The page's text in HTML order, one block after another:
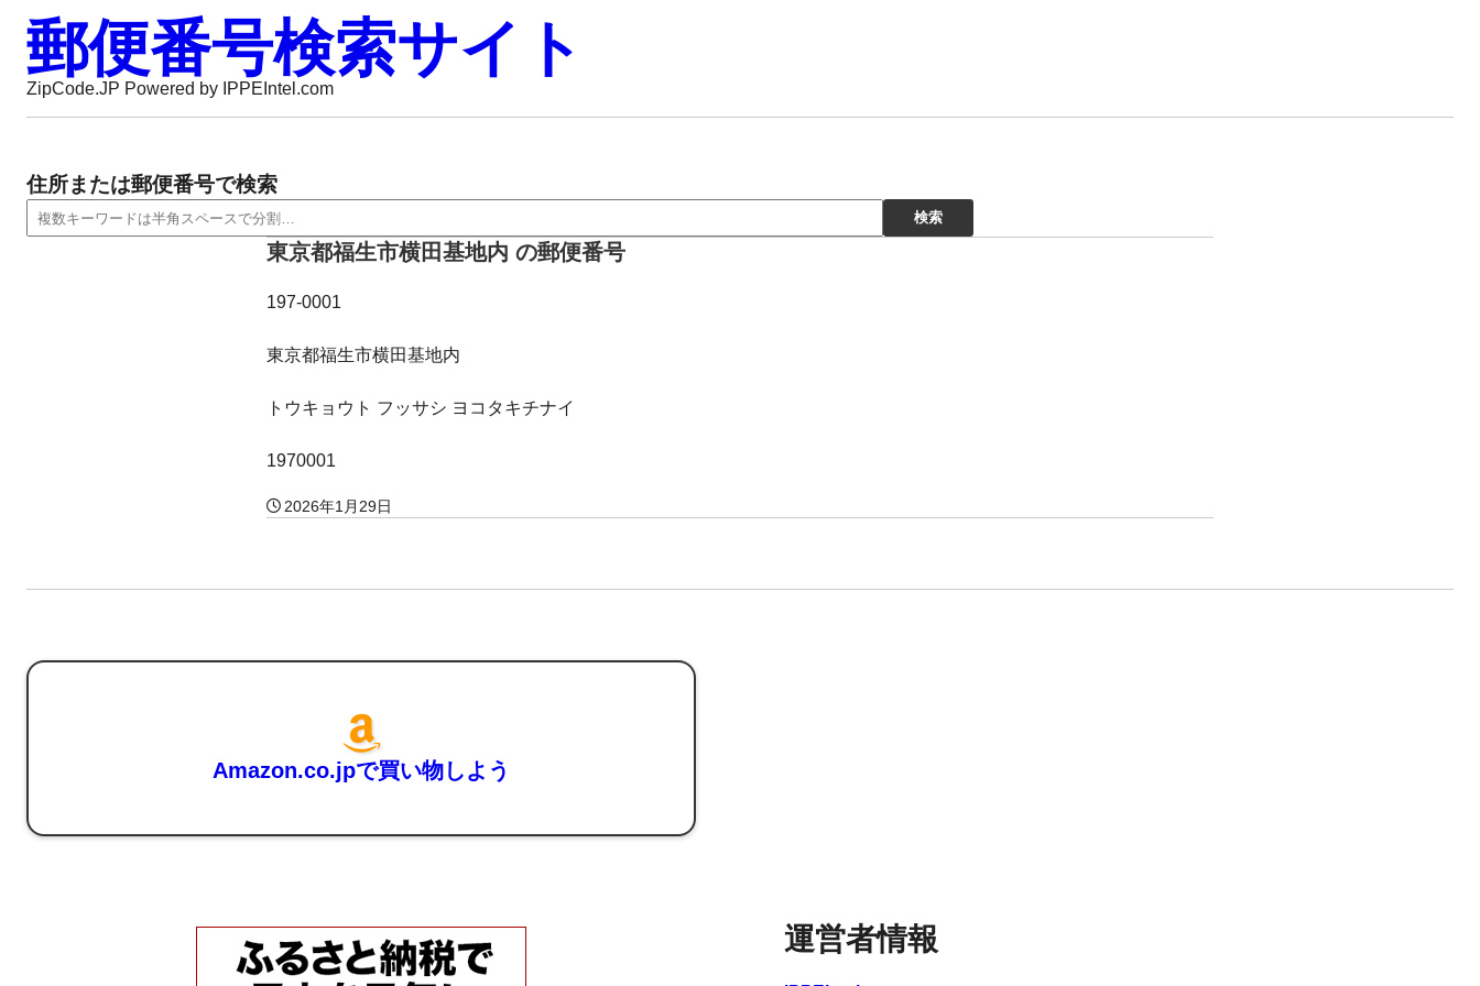
郵便番号検索サイト
ZipCode.JP Powered by IPPEIntel.com
住所または郵便番号で検索
東京都福生市横田基地内 の郵便番号
197-0001
東京都福生市横田基地内
トウキョウト フッサシ ヨコタキチナイ
1970001
2026年1月29日
Amazon.co.jpで買い物しよう
運営者情報